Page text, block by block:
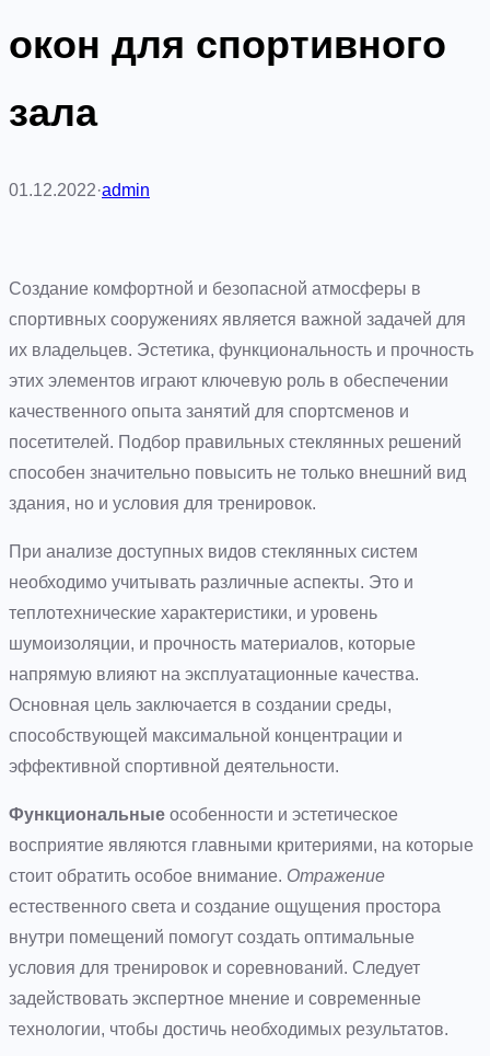
окон для спортивного
зала
01.12.2022·admin
Создание комфортной и безопасной атмосферы в
спортивных сооружениях является важной задачей для
их владельцев. Эстетика, функциональность и прочность
этих элементов играют ключевую роль в обеспечении
качественного опыта занятий для спортсменов и
посетителей. Подбор правильных стеклянных решений
способен значительно повысить не только внешний вид
здания, но и условия для тренировок.
При анализе доступных видов стеклянных систем
необходимо учитывать различные аспекты. Это и
теплотехнические характеристики, и уровень
шумоизоляции, и прочность материалов, которые
напрямую влияют на эксплуатационные качества.
Основная цель заключается в создании среды,
способствующей максимальной концентрации и
эффективной спортивной деятельности.
Функциональные особенности и эстетическое
восприятие являются главными критериями, на которые
стоит обратить особое внимание. Отражение
естественного света и создание ощущения простора
внутри помещений помогут создать оптимальные
условия для тренировок и соревнований. Следует
задействовать экспертное мнение и современные
технологии, чтобы достичь необходимых результатов.